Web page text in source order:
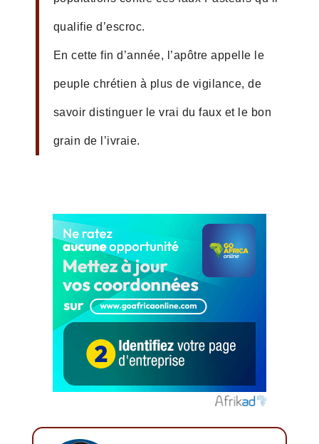
qualifie d’escroc.
En cette fin d’année, l’apôtre appelle le
peuple chrétien à plus de vigilance, de
savoir distinguer le vrai du faux et le bon
grain de l’ivraie.